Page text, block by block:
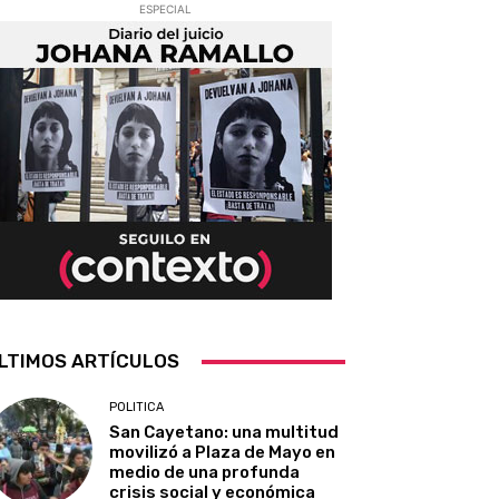
ESPECIAL
ARTÍCULOS
POLITICA
San Cayetano: una multitud
movilizó a Plaza de Mayo en
medio de una profunda
crisis social y económica